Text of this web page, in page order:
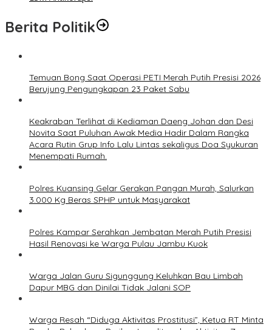
Berita Politik
Temuan Bong Saat Operasi PETI Merah Putih Presisi 2026
Berujung Pengungkapan 23 Paket Sabu
Keakraban Terlihat di Kediaman Daeng Johan dan Desi
Novita Saat Puluhan Awak Media Hadir Dalam Rangka
Acara Rutin Grup Info Lalu Lintas sekaligus Doa Syukuran
Menempati Rumah.
Polres Kuansing Gelar Gerakan Pangan Murah, Salurkan
3.000 Kg Beras SPHP untuk Masyarakat
Polres Kampar Serahkan Jembatan Merah Putih Presisi
Hasil Renovasi ke Warga Pulau Jambu Kuok
Warga Jalan Guru Sigunggung Keluhkan Bau Limbah
Dapur MBG dan Dinilai Tidak Jalani SOP
Warga Resah “Diduga Aktivitas Prostitusi”, Ketua RT Minta